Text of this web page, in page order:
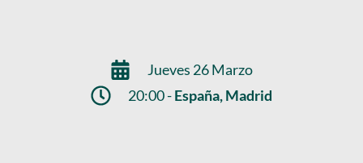
Jueves 26 Marzo
20:00 -España, Madrid